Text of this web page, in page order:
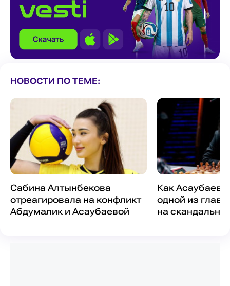
НОВОСТИ ПО ТЕМЕ:
Сабина Алтынбекова
отреагировала на конфликт
Абдумалик и Асаубаевой
Как Асаубаева
одной из
на